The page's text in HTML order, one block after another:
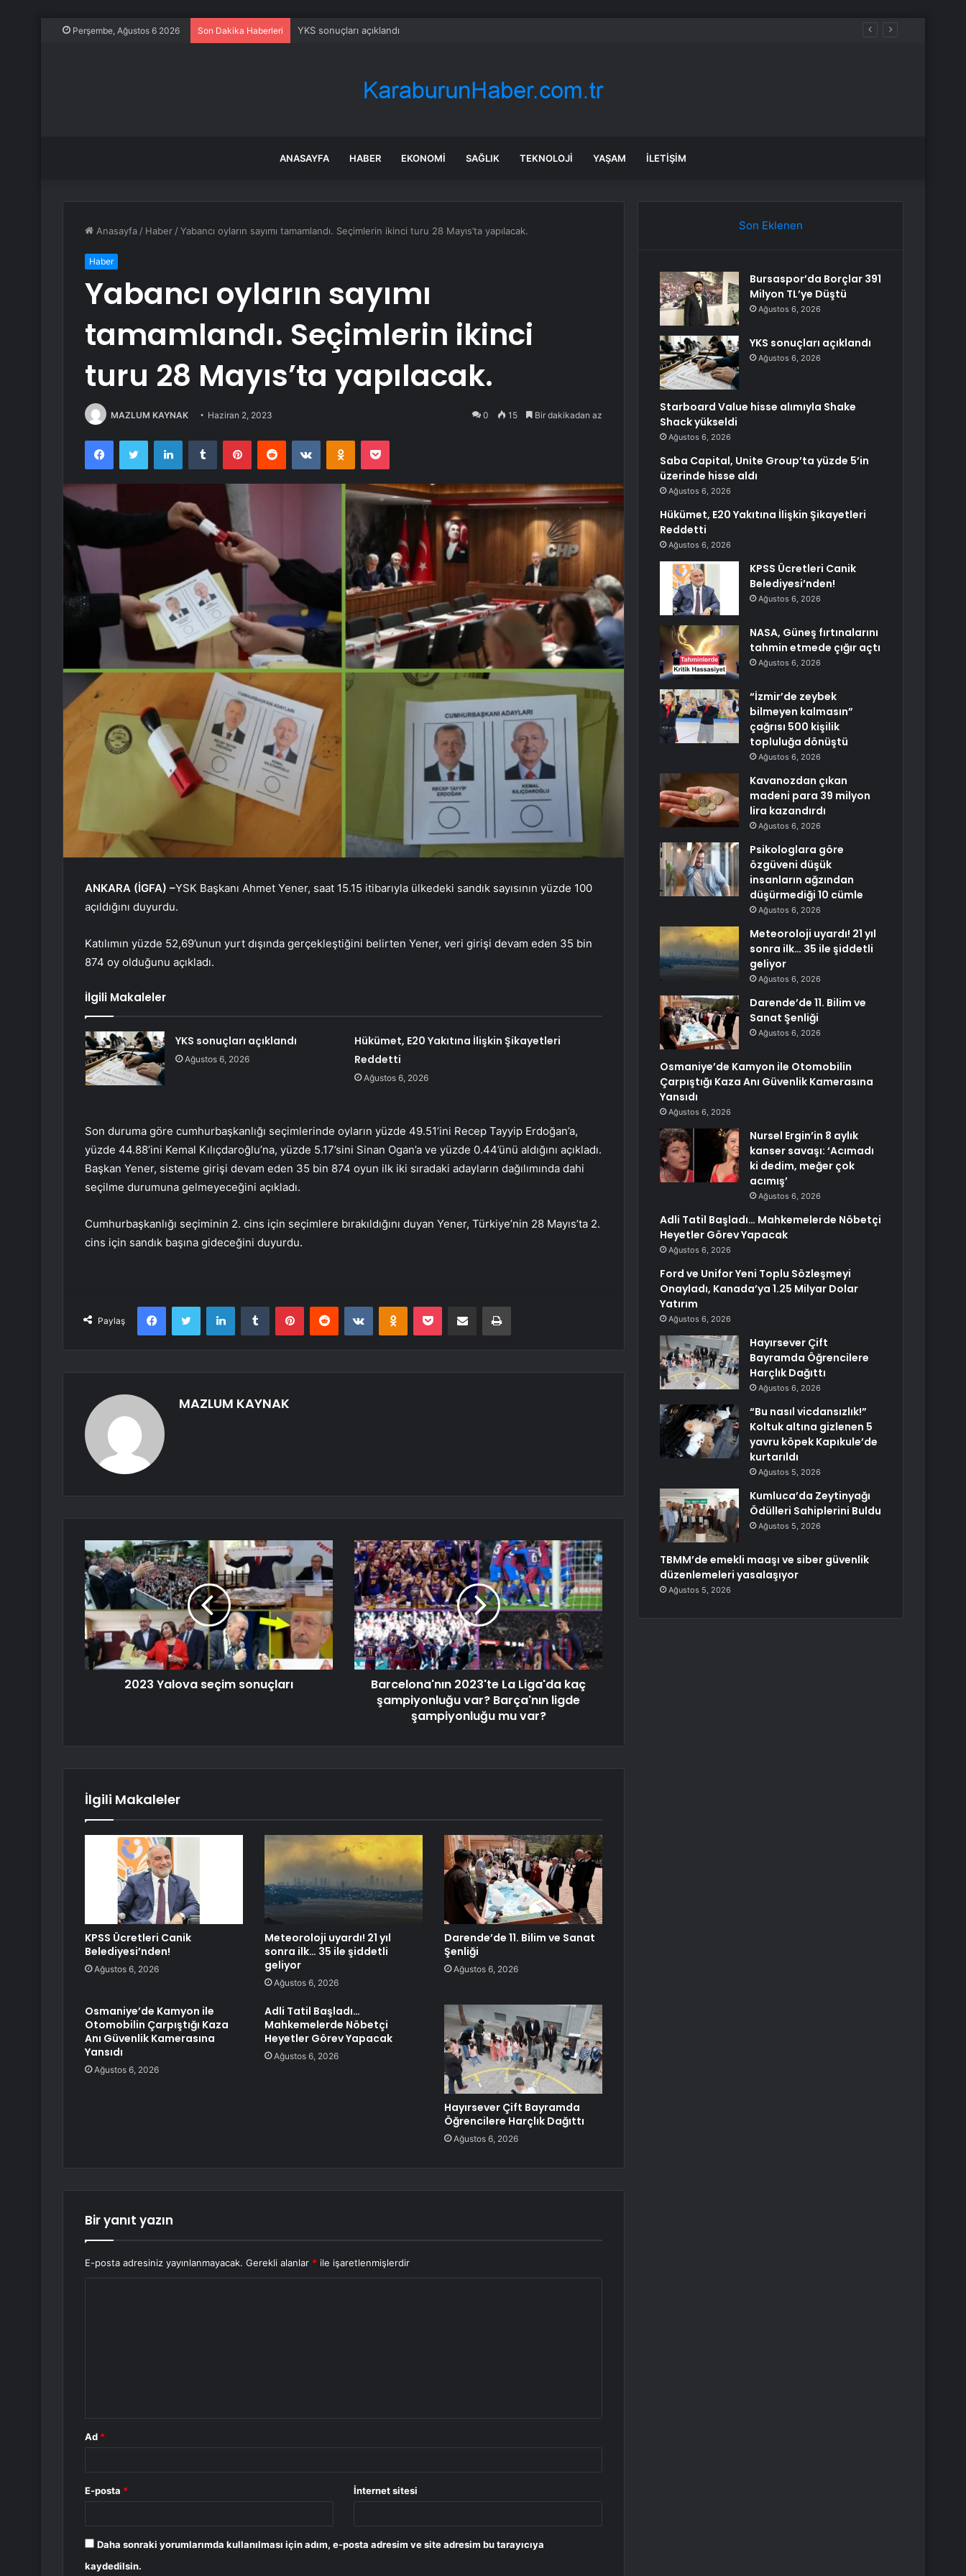
Perşembe, Ağustos 6 2026 Son Dakika Haberleri YKS sonuçları açıklandı
ANASAYFA HABER EKONOMI SAĞLIK TEKNOLOJI YAŞAM İLETIŞIM
Anasayfa / Haber /Yabancı oyların sayımı tamamlandı. Seçimlerin ikinci turu 28 Mayıs’ta yapılacak.
Haber
Yabancı oyların sayımı
tamamlandı. Seçimlerin ikinci
turu 28 Mayıs’ta yapılacak.
MAZLUM KAYNAK Haziran 2, 2023 0 15 Bir dakikadan az
FacebookTwitter LinkedInTumblr PinterestReddit VKontakteOdnoklassniki
Pocket
ANKARA (İGFA) –YSK Başkanı Ahmet Yener, saat 15.15 itibarıyla ülkedeki sandık sayısının yüzde 100
açıldığını duyurdu.
Katılımın yüzde 52,69’unun yurt dışında gerçekleştiğini belirten Yener, veri girişi devam eden 35 bin
874 oy olduğunu açıkladı.
İlgili Makaleler
YKS sonuçları açıklandı
Ağustos 6, 2026
Hükümet, E20 Yakıtına İlişkin Şikayetleri
Reddetti
Ağustos 6, 2026
Son duruma göre cumhurbaşkanlığı seçimlerinde oyların yüzde 49.51’ini Recep Tayyip Erdoğan’a,
yüzde 44.88’ini Kemal Kılıçdaroğlu’na, yüzde 5.17’sini Sinan Ogan’a ve yüzde 0.44’ünü aldığını açıkladı.
Başkan Yener, sisteme girişi devam eden 35 bin 874 oyun ilk iki sıradaki adayların dağılımında dahi
seçilme durumuna gelmeyeceğini açıkladı.
Cumhurbaşkanlığı seçiminin 2. cins için seçimlere bırakıldığını duyan Yener, Türkiye’nin 28 Mayıs’ta 2.
cins için sandık başına gideceğini duyurdu.
Paylaş
FacebookTwitter LinkedInTumblr PinterestReddit VKontakteOdnoklassniki
Pocket E-Posta ile paylaş Yazdır
MAZLUM KAYNAK
2023 Yalova seçim sonuçları
Barcelona'nın 2023'te La Liga'da kaç
şampiyonluğu var? Barça'nın ligde
şampiyonluğu mu var?
İlgili Makaleler
KPSS Ücretleri Canik
Belediyesi’nden!
Ağustos 6, 2026
Meteoroloji uyardı! 21 yıl
sonra ilk… 35 ile şiddetli
geliyor
Ağustos 6, 2026
Darende’de 11. Bilim ve Sanat
Şenliği
Ağustos 6, 2026
Osmaniye’de Kamyon ile
Otomobilin Çarpıştığı Kaza
Anı Güvenlik Kamerasına
Yansıdı
Ağustos 6, 2026
Adli Tatil Başladı…
Mahkemelerde Nöbetçi
Heyetler Görev Yapacak
Ağustos 6, 2026
Hayırsever Çift Bayramda
Öğrencilere Harçlık Dağıttı
Ağustos 6, 2026
Bir yanıt yazın
E-posta adresiniz yayınlanmayacak. Gerekli alanlar * ile işaretlenmişlerdir
Ad *
E-posta * İnternet sitesi
Daha sonraki yorumlarımda kullanılması için adım, e-posta adresim ve site adresim bu tarayıcıya
kaydedilsin.
Son Eklenen
Bursaspor’da Borçlar 391
Milyon TL’ye Düştü
Ağustos 6, 2026
YKS sonuçları açıklandı
Ağustos 6, 2026
Starboard Value hisse alımıyla Shake
Shack yükseldi
Ağustos 6, 2026
Saba Capital, Unite Group’ta yüzde 5’in
üzerinde hisse aldı
Ağustos 6, 2026
Hükümet, E20 Yakıtına İlişkin Şikayetleri
Reddetti
Ağustos 6, 2026
KPSS Ücretleri Canik
Belediyesi’nden!
Ağustos 6, 2026
NASA, Güneş fırtınalarını
tahmin etmede çığır açtı
Ağustos 6, 2026
“İzmir’de zeybek
bilmeyen kalmasın”
çağrısı 500 kişilik
topluluğa dönüştü
Ağustos 6, 2026
Kavanozdan çıkan
madeni para 39 milyon
lira kazandırdı
Ağustos 6, 2026
Psikologlara göre
özgüveni düşük
insanların ağzından
düşürmediği 10 cümle
Ağustos 6, 2026
Meteoroloji uyardı! 21 yıl
sonra ilk… 35 ile şiddetli
geliyor
Ağustos 6, 2026
Darende’de 11. Bilim ve
Sanat Şenliği
Ağustos 6, 2026
Osmaniye’de Kamyon ile Otomobilin
Çarpıştığı Kaza Anı Güvenlik Kamerasına
Yansıdı
Ağustos 6, 2026
Nursel Ergin’in 8 aylık
kanser savaşı: ‘Acımadı
ki dedim, meğer çok
acımış’
Ağustos 6, 2026
Adli Tatil Başladı… Mahkemelerde Nöbetçi
Heyetler Görev Yapacak
Ağustos 6, 2026
Ford ve Unifor Yeni Toplu Sözleşmeyi
Onayladı, Kanada’ya 1.25 Milyar Dolar
Yatırım
Ağustos 6, 2026
Hayırsever Çift
Bayramda Öğrencilere
Harçlık Dağıttı
Ağustos 6, 2026
“Bu nasıl vicdansızlık!”
Koltuk altına gizlenen 5
yavru köpek Kapıkule’de
kurtarıldı
Ağustos 5, 2026
Kumluca’da Zeytinyağı
Ödülleri Sahiplerini Buldu
Ağustos 5, 2026
TBMM’de emekli maaşı ve siber güvenlik
düzenlemeleri yasalaşıyor
Ağustos 5, 2026